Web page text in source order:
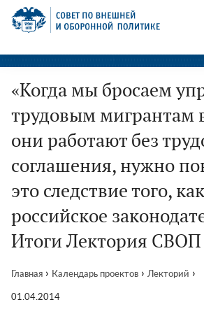
Перейти
СВОП
«Когда мы бросаем
трудовым мигрантам
они работают без
соглашения, нужно
это следствие того,
российское
Итоги Лектория СВОП
Главная › Календарь проектов › Лекторий ›
01.04.2014